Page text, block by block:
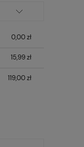
0,00 zł
15,99 zł
119,00 zł